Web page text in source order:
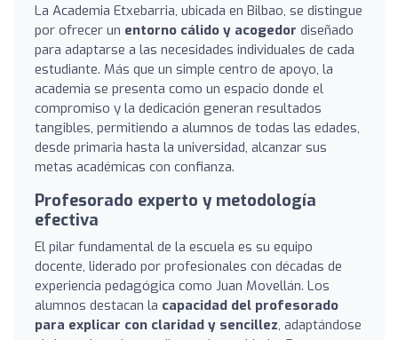
La Academia Etxebarria, ubicada en Bilbao, se distingue
por ofrecer un entorno cálido y acogedor diseñado
para adaptarse a las necesidades individuales de cada
estudiante. Más que un simple centro de apoyo, la
academia se presenta como un espacio donde el
compromiso y la dedicación generan resultados
tangibles, permitiendo a alumnos de todas las edades,
desde primaria hasta la universidad, alcanzar sus
metas académicas con confianza.
Profesorado experto y metodología
efectiva
El pilar fundamental de la escuela es su equipo
docente, liderado por profesionales con décadas de
experiencia pedagógica como Juan Movellán. Los
alumnos destacan la capacidad del profesorado
para explicar con claridad y sencillez, adaptándose